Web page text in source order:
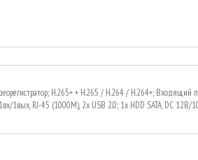
H.265+ + H.265 / H.264 / H.264+;
1вых, RJ-45 (1000М), 2x USB 2.0; 1х HDD SATA, DC